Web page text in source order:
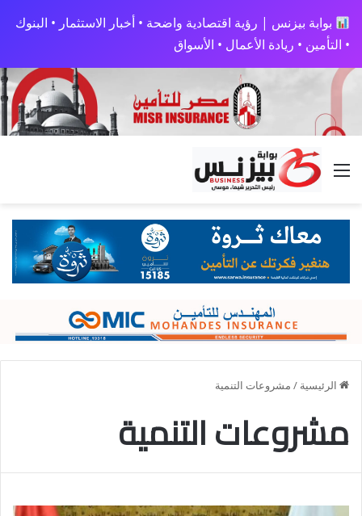
بوابة بيزنس | رؤية اقتصادية واضحة • أخبار الاستثمار • البنوك
• التأمين • ريادة الأعمال • الأسواق
القائمة
الرئيسية / مشروعات التنمية
مشروعات التنمية